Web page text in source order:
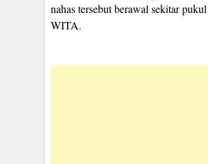
nahas tersebut berawal sekitar
WITA.